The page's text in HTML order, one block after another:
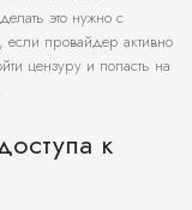
это нужно с
если провайдер активно
цензуру и попасть на
к